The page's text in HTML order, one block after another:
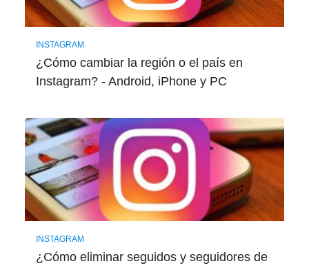
INSTAGRAM
¿Cómo cambiar la región o el país en
Instagram? - Android, iPhone y PC
INSTAGRAM
¿Cómo eliminar seguidos y seguidores de